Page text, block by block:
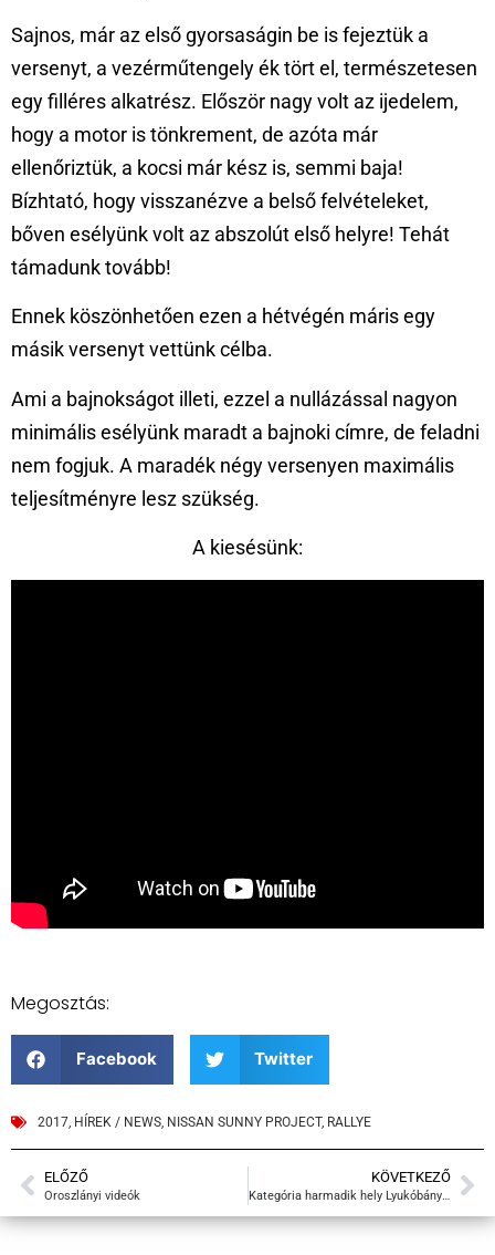
Sajnos, már az első gyorsaságin be is fejeztük a
versenyt, a vezérműtengely ék tört el, természetesen
egy filléres alkatrész. Először nagy volt az ijedelem,
hogy a motor is tönkrement, de azóta már
ellenőriztük, a kocsi már kész is, semmi baja!
Bízhtató, hogy visszanézve a belső felvételeket,
bőven esélyünk volt az abszolút első helyre! Tehát
támadunk tovább!
Ennek köszönhetően ezen a hétvégén máris egy
másik versenyt vettünk célba.
Ami a bajnokságot illeti, ezzel a nullázással nagyon
minimális esélyünk maradt a bajnoki címre, de feladni
nem fogjuk. A maradék négy versenyen maximális
teljesítményre lesz szükség.
A kiesésünk:
Megosztás:
Facebook Twitter
2017 HÍREK / NEWS NISSAN SUNNY PROJECT, RALLYE
ELŐZŐ
Oroszlányi videók
KÖVETKEZŐ
Kategória harmadik hely Lyukóbányán